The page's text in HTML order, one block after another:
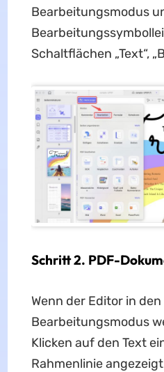
Bearbeitungsmodus
Schaltflächen „Text“,
Schritt 2. PDF-
Wenn der Editor in den
Bearbeitungsmodus
Klicken auf den Text
Rahmenlinie